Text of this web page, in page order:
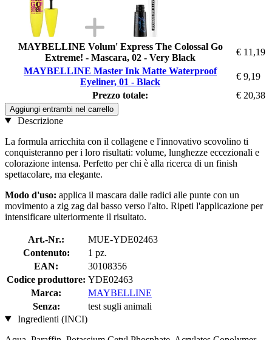
MAYBELLINE Volum' Express The Colossal Go
Extreme! - Mascara, 02 - Very Black
€ 11,19
MAYBELLINE Master Ink Matte Waterproof
Eyeliner, 01 - Black
€ 9,19
Prezzo totale:
€ 20,38
Aggiungi entrambi nel carrello
Descrizione
La formula arricchita con il collagene e l'innovativo scovolino ti
conquisteranno per i loro risultati: volume, lunghezze eccezionali e
colorazione intensa. Perfetto per chi è alla ricerca di un finish
spettacolare, ma elegante.
Modo d'uso: applica il mascara dalle radici alle punte con un
movimento a zig zag dal basso verso l'alto. Ripeti l'applicazione per
intensificare ulteriormente il risultato.
Art.-Nr.:
MUE-YDE02463
Contenuto:
1 pz.
EAN:
30108356
Codice produttore: YDE02463
Marca:
MAYBELLINE
Senza:
test sugli animali
Ingredienti (INCI)